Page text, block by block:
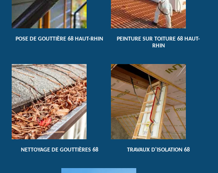
POSE DE GOUTTIÈRE 68 HAUT-RHIN
PEINTURE SUR TOITURE 68 HAUT-
RHIN
NETTOYAGE DE GOUTTIÈRES 68 TRAVAUX D'ISOLATION 68